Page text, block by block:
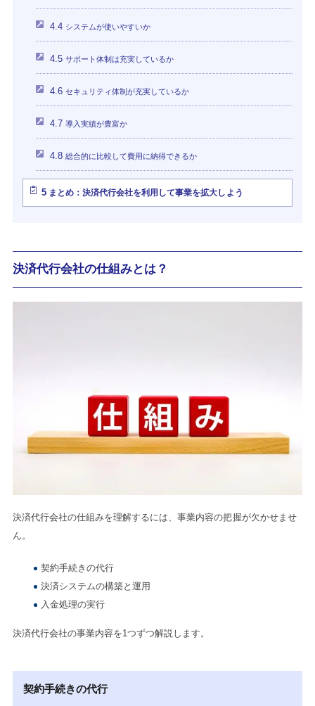
4.4 システムが使いやすいか
4.5 サポート体制は充実しているか
4.6 セキュリティ体制が充実しているか
4.7 導入実績が豊富か
4.8 総合的に比較して費用に納得できるか
5まとめ：決済代行会社を利用して事業を拡大しよう
決済代行会社の仕組みとは？
決済代行会社の仕組みを理解するには、事業内容の把握が欠かせませ
ん。
契約手続きの代行
決済システムの構築と運用
入金処理の実行
決済代行会社の事業内容を1つずつ解説します。
契約手続きの代行